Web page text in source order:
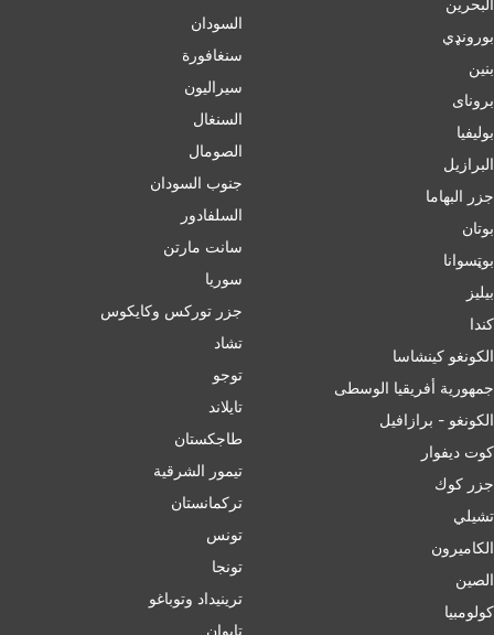
البحرين
بورونډي
بنين
برونای
بوليفيا
البرازيل
جزر البهاما
بوتان
بوټسوانا
بيليز
ﻛﻨﺪا
الكونغو كينشاسا
جمهورية أفريقيا الوسطى
الكونغو - برازافيل
كوت ديفوار
جزر كوك
تشيلي
الكاميرون
الصين
کولومبیا
السودان
سنغافورة
سيراليون
السنغال
الصومال
جنوب السودان
السلفادور
سانت مارتن
سوريا
جزر توركس وكايكوس
تشاد
توجو
تايلاند
طاجكستان
تيمور الشرقية
تركمانستان
تونس
تونجا
ترينيداد وتوباغو
تايوان